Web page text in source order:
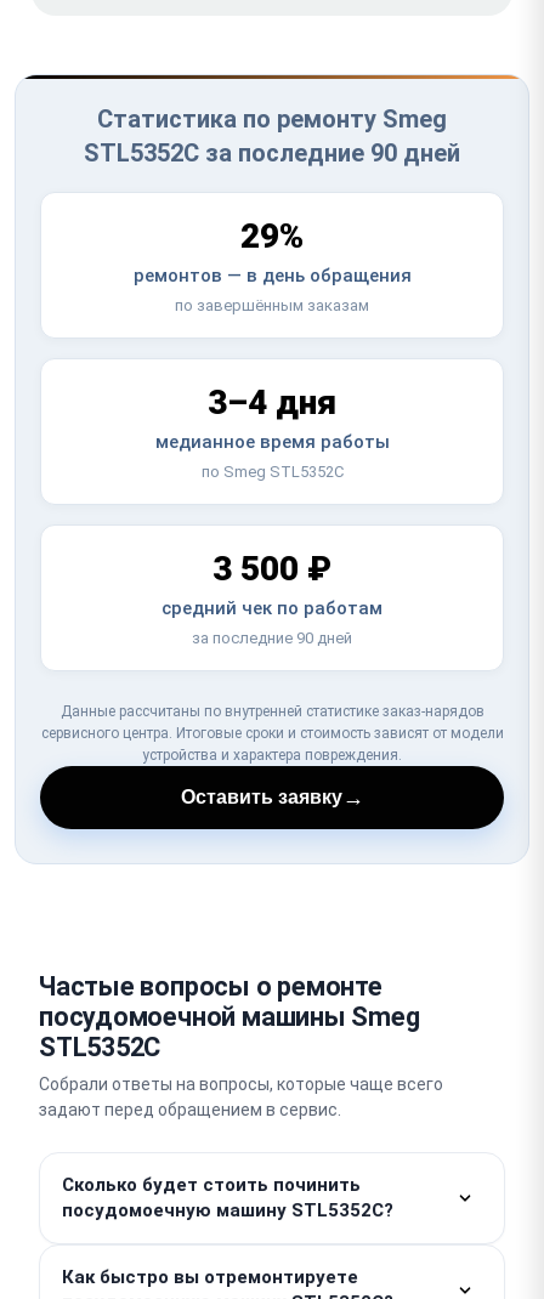
Статистика по ремонту Smeg
STL5352C за последние 90 дней
29%
ремонтов — в день обращения
по завершённым заказам
3–4 дня
медианное время работы
по Smeg STL5352C
3 500 ₽
средний чек по работам
за последние 90 дней
Данные рассчитаны по внутренней статистике заказ-нарядов
сервисного центра. Итоговые сроки и стоимость зависят от модели
устройства и характера повреждения.
Оставить заявку→
Частые вопросы о ремонте
посудомоечной машины Smeg
STL5352C
Собрали ответы на вопросы, которые чаще всего
задают перед обращением в сервис.
Сколько будет стоить починить
посудомоечную машину STL5352C?
рассчитывается индивидуально в зависимости от
Как быстро вы отремонтируете